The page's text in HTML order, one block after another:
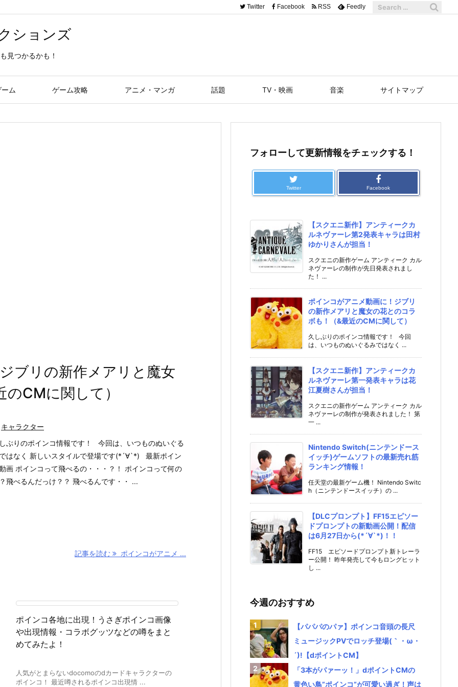
ションズ
見つかるかも！
ム ゲーム攻略 アニメ・マンガ 話題 TV・映画 音楽 サイトマップ
Twitter Facebook RSS Feedly
ブリの新作メアリと魔女
CMに関して）
キャラクター
ぶりのポインコ情報です！ 今回は、いつものぬいぐる
はなく 新しいスタイルで登場です(*´∀`*) 最新ポイン
画 ポインコって飛べるの・・・？！ ポインコって何の
飛べるんだっけ？？ 飛べるんです・・ ...
記事を読む ポインコがアニメ ...
ポインコ各地に出現！うさぎポインコ画像
や出現情報・コラボグッツなどの噂をまと
めてみたよ！
人気がとまらないdocomoのdカードキャラクターの
ポインコ！ 最近噂されるポインコ出現情 ...
フォローして更新情報をチェックする！
Twitter Facebook
【スクエニ新作】アンティークカ
ルネヴァーレ第2発表キャラは田村
ゆかりさんが担当！
スクエニの新作ゲーム アンティーク カル
ネヴァーレの制作が先日発表されまし
た！ ...
ポインコがアニメ動画に！ジブリ
の新作メアリと魔女の花とのコラ
ボも！（&最近のCMに関して）
久しぶりのポインコ情報です！ 今回
は、いつものぬいぐるみではなく ...
【スクエニ新作】アンティークカ
ルネヴァーレ第一発表キャラは花
江夏樹さんが担当！
スクエニの新作ゲーム アンティーク カル
ネヴァーレの制作が発表されました！ 第
一 ...
Nintendo Switch(ニンテンドース
イッチ)ゲームソフトの最新売れ筋
ランキング情報！
任天堂の最新ゲーム機！ Nintendo Switc
h（ニンテンドースイッチ）の ...
【DLCプロンプト】FF15エピソー
ドプロンプトの新動画公開！配信
は6月27日から(*´∀`*)！！
FF15 エピソードプロンプト新トレーラ
ー公開！ 昨年発売して今もロングヒット
し ...
今週のおすすめ
【パパパのパァ】ポインコ音頭の長尺
ミュージックPVでロッチ登場(｀・ω・
´)!【dポイントCM】
「3本がパァーッ！」dポイントCMの
黄色い鳥”ポインコ”が可愛い過ぎ！声は